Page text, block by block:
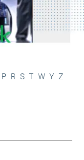
P R S T W Y Z